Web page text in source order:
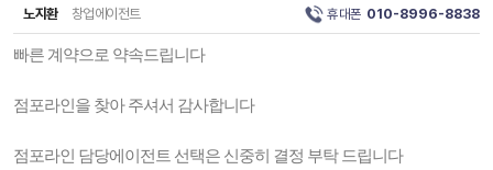
노지환 창업에이전트 휴대폰 010-8996-8838
빠른 계약으로 약속드립니다
점포라인을 찾아 주셔서 감사합니다
점포라인 담당에이전트 선택은 신중히 결정 부탁 드립니다